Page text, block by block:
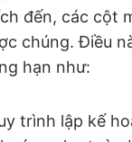
đến, các cột
chúng. Điều
hạn như:
trình lập kế